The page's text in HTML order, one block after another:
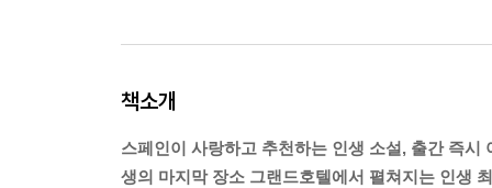
책소개
스페인이 사랑하고 추천하는 인생 소설, 출간 즉시
생의 마지막 장소 그랜드호텔에서 펼쳐지는 인생